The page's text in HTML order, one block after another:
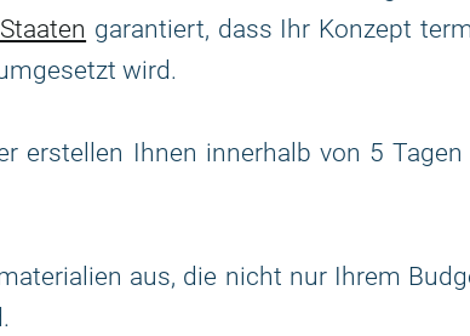
garantiert, dass Ihr Konzept
wird.
erstellen Ihnen innerhalb von 5
aus, die nicht nur Ihrem